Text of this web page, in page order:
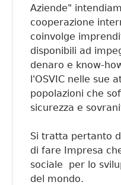
Aziende"
cooperazione
coinvolge
disponibili ad
denaro e know-
l'OSVIC nelle sue
popolazioni che
sicurezza e
Si tratta pertanto
di fare Impresa
sociale per lo
del mondo.